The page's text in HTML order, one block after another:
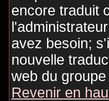
encore traduit
avez besoin;
nouvelle
web du
Revenir en